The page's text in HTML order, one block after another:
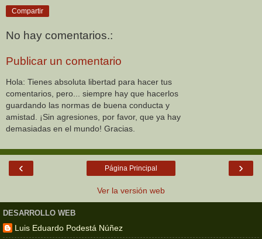
Compartir
No hay comentarios.:
Publicar un comentario
Hola: Tienes absoluta libertad para hacer tus
comentarios, pero... siempre hay que hacerlos
guardando las normas de buena conducta y
amistad. ¡Sin agresiones, por favor, que ya hay
demasiadas en el mundo! Gracias.
‹ ›
Página Principal
Ver la versión web
DESARROLLO WEB
Luis Eduardo Podestá Núñez